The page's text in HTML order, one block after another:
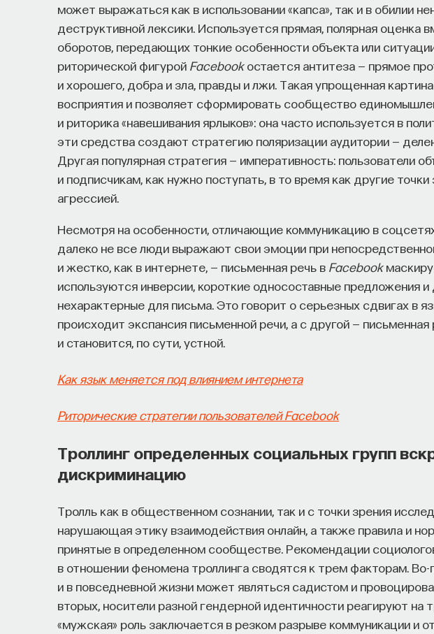
может выражаться как в использовании «капса», так и в обилии
деструктивной лексики. Используется прямая, полярная оценка
оборотов, передающих тонкие особенности объекта или
риторической фигурой Facebookостается антитеза — прямое
и хорошего, добра и зла, правды и лжи. Такая упрощенная
восприятия и позволяет сформировать сообщество
и риторика «навешивания ярлыков»: она часто используется в
эти средства создают стратегию поляризации аудитории —
Другая популярная стратегия — императивность: пользователи
и подписчикам, как нужно поступать, в то время как другие
агрессией.
Несмотря на особенности, отличающие коммуникацию в
далеко не все люди выражают свои эмоции при
и жестко, как в интернете, — письменная речь в Facebook
используются инверсии, короткие односоставные предложения и
нехарактерные для письма. Это говорит о серьезных сдвигах в
происходит экспансия письменной речи, а с другой —
и становится, по сути, устной.
Как язык меняется под влиянием интернета
Риторические стратегии пользователей Facebook
Троллинг определенных социальных групп
дискриминацию
Тролль как в общественном сознании, так и с точки зрения
нарушающая этику взаимодействия онлайн, а также правила и
принятые в определенном сообществе. Рекомендации
в отношении феномена троллинга сводятся к трем факторам. Во-
и в повседневной жизни может являться садистом и
вторых, носители разной гендерной идентичности реагируют на
«мужская» роль заключается в резком разрыве коммуникации и